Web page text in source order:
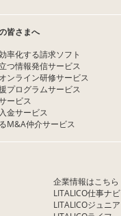
皆さまへ
率化する請求ソフト
つ情報発信サービス
ンライン研修サービス
プログラムサービス
ービス
金サービス
M&A仲介サービス
企業情報はこちら
LITALICO仕事ナビ
LITALICOジュニア